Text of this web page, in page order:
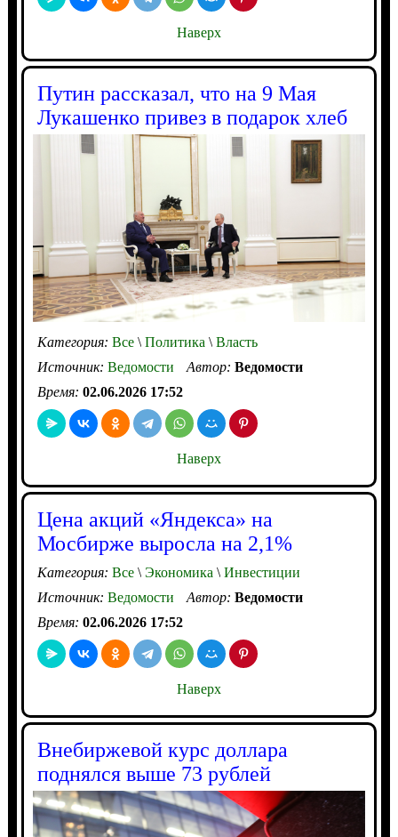
Наверх
Путин рассказал, что на 9 Мая
Лукашенко привез в подарок хлеб
Категория: Все\Политика \Власть
Источник: Ведомости Автор: Ведомости
Время: 02.06.2026 17:52
Наверх
Цена акций «Яндекса» на
Мосбирже выросла на 2,1%
Категория: Все\Экономика \Инвестиции
Источник: Ведомости Автор: Ведомости
Время: 02.06.2026 17:52
Наверх
Внебиржевой курс доллара
поднялся выше 73 рублей